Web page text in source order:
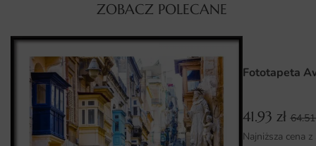
Wymiary na miarę i łatwy montaż
potrzeb i wymagań przestrzeni. Dzięki temu można go z
łatwością umieścić zarówno w małych, jak i dużych
pomieszczeniach. Montaż plakatu jest niezwykle prosty i
nie wymaga specjalistycznych umiejętności. Można go
przyczepić do ściany za pomocą standardowych narzędzi
ZOBACZ POLECANE
Fototapeta
41.93 zł
Najniższa cena